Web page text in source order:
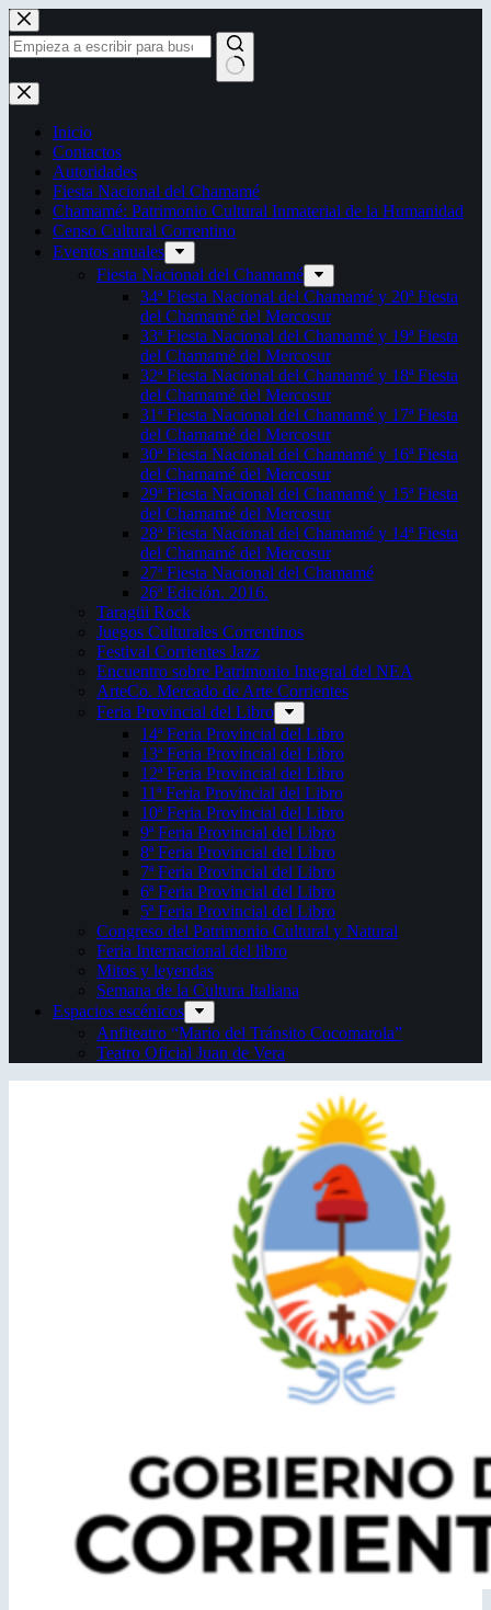
Saltar
al
contenido
Sin
resultados
Inicio
Contactos
Autoridades
Fiesta Nacional del Chamamé
Chamamé: Patrimonio Cultural Inmaterial de la Humanidad
Censo Cultural Correntino
Eventos anuales
Fiesta Nacional del Chamamé
34ª Fiesta Nacional del Chamamé y 20ª Fiesta
del Chamamé del Mercosur
33ª Fiesta Nacional del Chamamé y 19ª Fiesta
del Chamamé del Mercosur
32ª Fiesta Nacional del Chamamé y 18ª Fiesta
del Chamamé del Mercosur
31ª Fiesta Nacional del Chamamé y 17ª Fiesta
del Chamamé del Mercosur
30ª Fiesta Nacional del Chamamé y 16ª Fiesta
del Chamamé del Mercosur
29ª Fiesta Nacional del Chamamé y 15ª Fiesta
del Chamamé del Mercosur
28ª Fiesta Nacional del Chamamé y 14ª Fiesta
del Chamamé del Mercosur
27ª Fiesta Nacional del Chamamé
26ª Edición. 2016.
Taragüi Rock
Juegos Culturales Correntinos
Festival Corrientes Jazz
Encuentro sobre Patrimonio Integral del NEA
ArteCo. Mercado de Arte Corrientes
Feria Provincial del Libro
14ª Feria Provincial del Libro
13ª Feria Provincial del Libro
12ª Feria Provincial del Libro
11ª Feria Provincial del Libro
10ª Feria Provincial del Libro
9ª Feria Provincial del Libro
8ª Feria Provincial del Libro
7ª Feria Provincial del Libro
6ª Feria Provincial del Libro
5ª Feria Provincial del Libro
Congreso del Patrimonio Cultural y Natural
Feria Internacional del libro
Mitos y leyendas
Semana de la Cultura Italiana
Espacios escénicos
Anfiteatro “Mario del Tránsito Cocomarola”
Teatro Oficial Juan de Vera